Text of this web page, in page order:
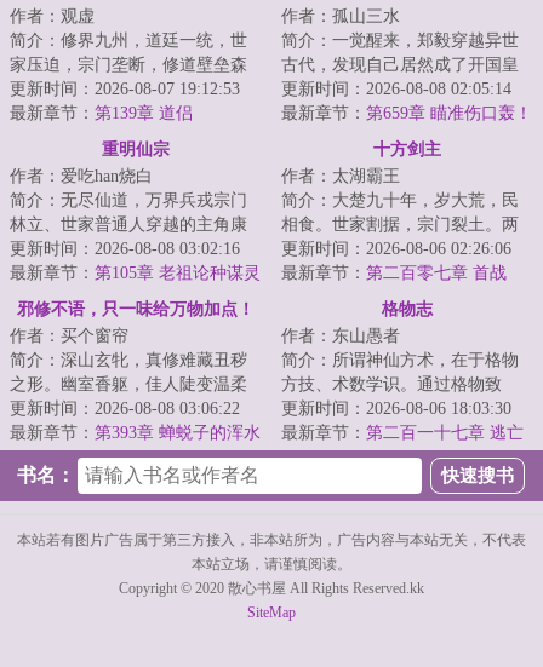
作者：观虚
简介：修界九州，道廷一统，世
家压迫，宗门垄断，修道壁垒森
严。底层修士修道无门，灵石匮
乏，度日维艰。...
更新时间：2026-08-07 19:12:53
最新章节： 第139章 道侣
作者：孤山三水
简介：一觉醒来，郑毅穿越异世
古代，发现自己居然成了开国皇
帝。还没等他反应过来，就有皇
子谋反成功，弑...
更新时间：2026-08-08 02:05:14
最新章节： 第659章 瞄准伤口轰！
重明仙宗
作者：爱吃han烧白
简介：无尽仙道，万界兵戎宗门
林立、世家普通人穿越的主角康
大宝，在师父身殁后继承了掌门
之位。背负着宗...
更新时间：2026-08-08 03:02:16
最新章节： 第105章 老祖论种谋灵
珍，天灵根者拜掌门
十方剑主
作者：太湖霸王
简介：大楚九十年，岁大荒，民
相食。世家割据，宗门裂土。两
朝对峙，域外高僧，海上巨寇，
纷至沓来。书院...
更新时间：2026-08-06 02:26:06
最新章节： 第二百零七章 首战
邪修不语，只一味给万物加点！
作者：买个窗帘
简介：深山玄牝，真修难藏丑秽
之形。幽室香躯，佳人陡变温柔
之质。欲用万寿仙朝万年寿，成
就仙人洞里真仙...
更新时间：2026-08-08 03:06:22
最新章节： 第393章 蝉蜕子的浑水
摸鱼、“菇重”之能、嚣张气焰（五
千字）
格物志
作者：东山愚者
简介：所谓神仙方术，在于格物
方技、术数学识。通过格物致
知，方士总结道理本质，追寻理
想提升，一代比一...
更新时间：2026-08-06 18:03:30
最新章节： 第二百一十七章 逃亡
（下）
书名：
本站若有图片广告属于第三方接入，非本站所为，广告内容与本站无关，不代表
本站立场，请谨慎阅读。
Copyright © 2020 散心书屋 All Rights Reserved.kk
SiteMap